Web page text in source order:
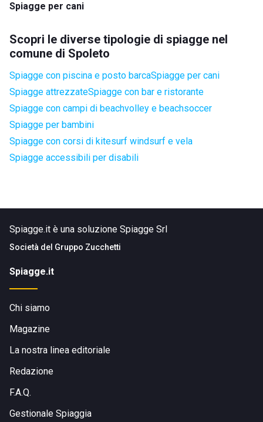
Spiagge per cani
Scopri le diverse tipologie di spiagge nel
comune di Spoleto
Spiagge con piscina e posto barcaSpiagge per cani
Spiagge attrezzateSpiagge con bar e ristorante
Spiagge con campi di beachvolley e beachsoccer
Spiagge per bambini
Spiagge con corsi di kitesurf windsurf e vela
Spiagge accessibili per disabili
Spiagge.it è una soluzione Spiagge Srl
Società del Gruppo Zucchetti
Spiagge.it
Chi siamo
Magazine
La nostra linea editoriale
Redazione
F.A.Q.
Gestionale Spiaggia